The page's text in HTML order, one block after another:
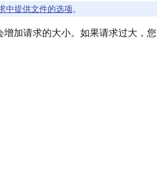
中提供文件的选项。
加请求的大小。如果请求过大，您